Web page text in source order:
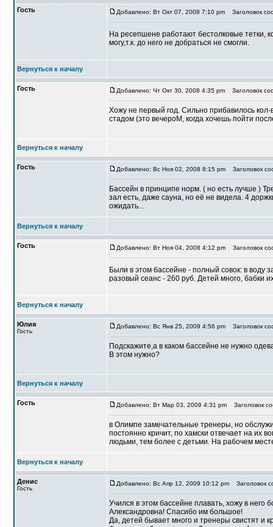
Гость Добавлено: Вт Окт 07, 2008 7:10 pm Заголовок
На ресепшене работают бестолковые тетки,
могу,т.к. до него не добраться не смогли.
Вернуться к началу
Гость Добавлено: Чт Окт 30, 2008 4:35 pm Заголовок
Хожу не первый год. Сильно прибавилось
стадом (это вечероМ, когда хочешь пойти
Вернуться к началу
Гость Добавлено: Вс Ноя 02, 2008 8:15 pm Заголовок
Бассейн в принципе норм. ( но есть лучше )
зал есть, даже сауна, но её не видела. 4
ожидать...
Вернуться к началу
Гость Добавлено: Вт Ноя 04, 2008 4:12 pm Заголовок
Были в этом бассейне - полный совок: в воду
разовый сеанс - 260 руб. Детей много, бабки
Вернуться к началу
Юлия
Гость
Добавлено: Вс Янв 25, 2009 4:56 pm Заголовок
Подскажите,а в каком бассейне не нужно
В этом нужно?
Вернуться к началу
Гость Добавлено: Вт Мар 03, 2009 4:31 pm Заголовок
в Олимпе замечательные тренеры, но
постоянно кричит, по хамски отвечает на их
людьми, тем более с детьми. На рабочем
Вернуться к началу
Денис
Гость
Добавлено: Вс Апр 12, 2009 10:12 pm Заголовок
Учился в этом бассейне плавать, хожу в
Александровна! Спасибо им большое!
Да, детей бывает много и тренеры свистят и